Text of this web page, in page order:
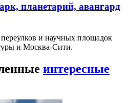
планетарий, авангард
и научных площадок
и Москва-Сити.
интересные